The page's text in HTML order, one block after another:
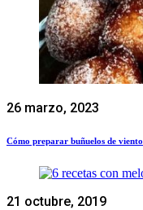
26 marzo, 2023
Cómo preparar buñuelos de viento
21 octubre, 2019